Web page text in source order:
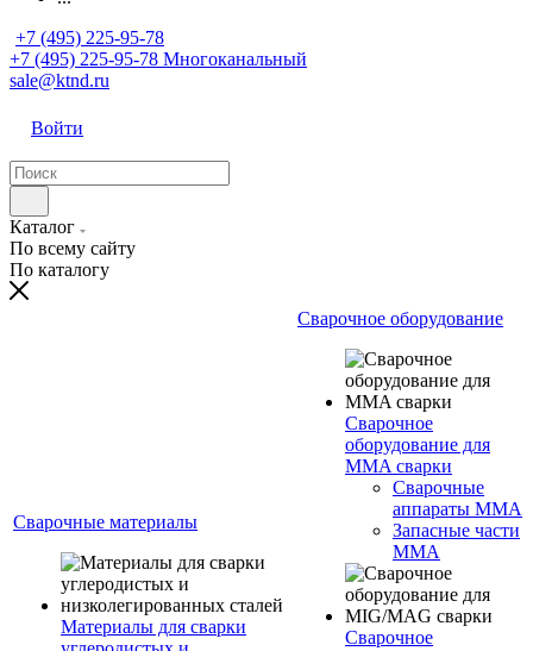
+7 (495) 225-95-78
+7 (495) 225-95-78 Многоканальный
sale@ktnd.ru
Войти
Каталог
По всему сайту
По каталогу
Сварочные материалы
Материалы для сварки
Сварочное оборудование
Сварочное
оборудование для
MMA сварки
Сварочные
аппараты MMA
Запасные части
MMA
Сварочное